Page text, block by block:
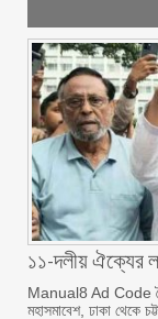
১১-দলীয় ঐক্যের
Manual8 Ad Code
মহাসমাবেশ, ঢাকা থেকে